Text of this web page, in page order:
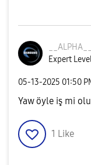
__ALPHA__
Expert
‎05-13-2025 01:50
Yaw öyle iş mi
1 Like